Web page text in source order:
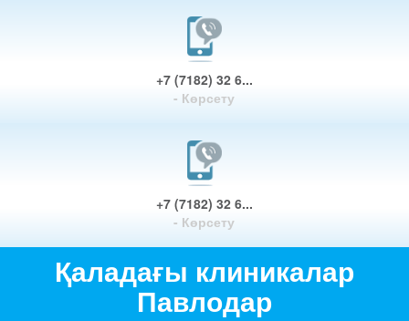
+7 (7182) 32 6...
- Көрсету
+7 (7182) 32 6...
- Көрсету
Қаладағы клиникалар
Павлодар